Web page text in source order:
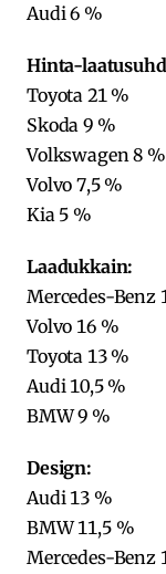
Audi 6 %
Hinta-
Toyota 21 %
Skoda 9 %
Volkswagen 8 %
Volvo 7,5 %
Kia 5 %
Laadukkain:
Mercedes-Benz
Volvo 16 %
Toyota 13 %
Audi 10,5 %
BMW 9 %
Design:
Audi 13 %
BMW 11,5 %
Mercedes-Benz